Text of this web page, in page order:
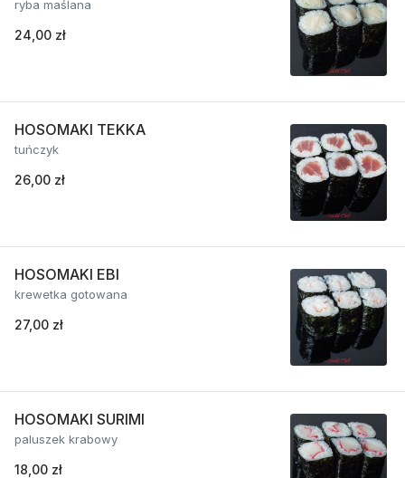
ryba maślana
24,00 zł
HOSOMAKI TEKKA
tuńczyk
26,00 zł
HOSOMAKI EBI
krewetka gotowana
27,00 zł
HOSOMAKI SURIMI
paluszek krabowy
18,00 zł